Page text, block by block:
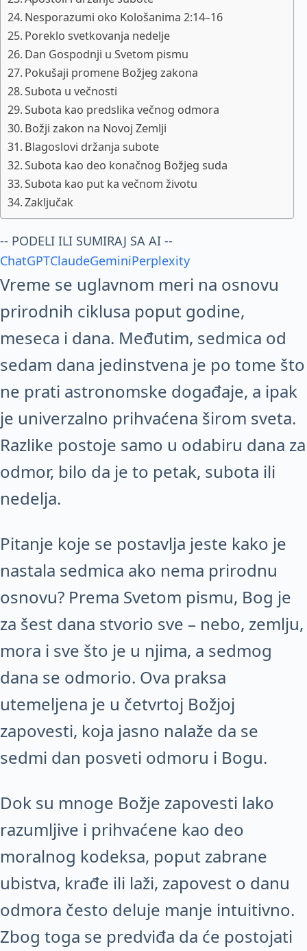
Nesporazumi oko Kološanima 2:14–16
Poreklo svetkovanja nedelje
Dan Gospodnji u Svetom pismu
Pokušaji promene Božjeg zakona
Subota u večnosti
Subota kao predslika večnog odmora
Božji zakon na Novoj Zemlji
Blagoslovi držanja subote
Subota kao deo konačnog Božjeg suda
Subota kao put ka večnom životu
Zaključak
-- PODELI ILI SUMIRAJ SA AI --
ChatGPTClaudeGeminiPerplexity
Vreme se uglavnom meri na osnovu
prirodnih ciklusa poput godine,
meseca i dana. Međutim, sedmica od
sedam dana jedinstvena je po tome što
ne prati astronomske događaje, a ipak
je univerzalno prihvaćena širom sveta.
Razlike postoje samo u odabiru dana za
odmor, bilo da je to petak, subota ili
nedelja.
Pitanje koje se postavlja jeste kako je
nastala sedmica ako nema prirodnu
osnovu? Prema Svetom pismu, Bog je
za šest dana stvorio sve – nebo, zemlju,
mora i sve što je u njima, a sedmog
dana se odmorio. Ova praksa
utemeljena je u četvrtoj Božjoj
zapovesti, koja jasno nalaže da se
sedmi dan posveti odmoru i Bogu.
Dok su mnoge Božje zapovesti lako
razumljive i prihvaćene kao deo
moralnog kodeksa, poput zabrane
ubistva, krađe ili laži, zapovest o danu
odmora često deluje manje intuitivno.
Zbog toga se predviđa da će postojati